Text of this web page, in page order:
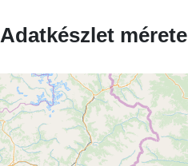
Adatkészlet mérete